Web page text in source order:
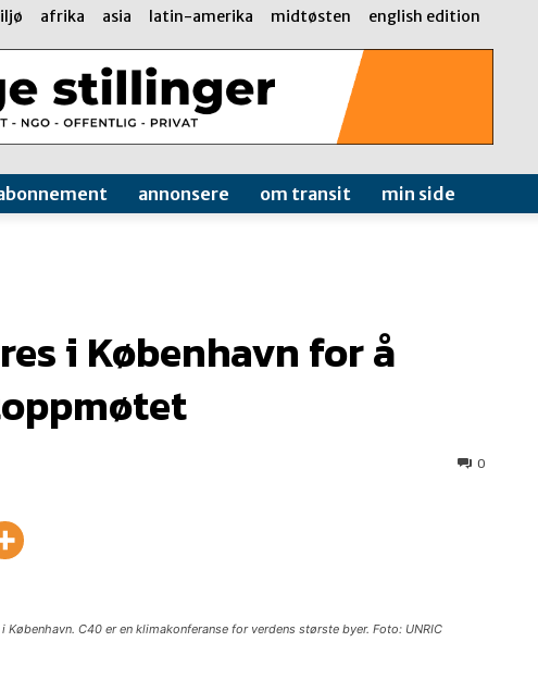
afrika asia latin-amerika midtøsten english edition
annonsere om transit min side
i København for å
0
C40 er en klimakonferanse for verdens største byer. Foto: UNRIC